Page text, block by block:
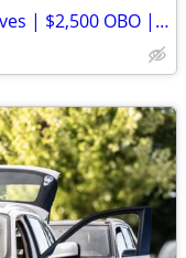
2008 GMC Sierra 1500 | Runs & Drives | $2,500 OBO | AS IS | Bring Plates